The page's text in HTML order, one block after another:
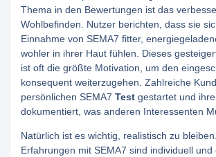
Thema in den Bewertungen ist das
Wohlbefinden. Nutzer berichten, dass sie
Einnahme von SEMA7 fitter,
wohler in ihrer Haut fühlen. Dieses
ist oft die größte Motivation, um den
konsequent weiterzugehen. Zahlreiche
persönlichen SEMA7Test gestartet und
dokumentiert, was anderen Interessenten
Natürlich ist es wichtig, realistisch zu
Erfahrungen mit SEMA7 sind individuell